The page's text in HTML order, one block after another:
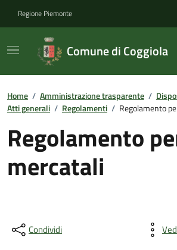
Regione Piemonte
Comune di Coggiola
Home / Amministrazione trasparente /
Atti generali / Regolamenti / Regolamento
Regolamento
mercatali
Condividi